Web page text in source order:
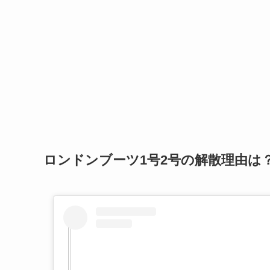
ロンドンブーツ1号2号の解散理由は